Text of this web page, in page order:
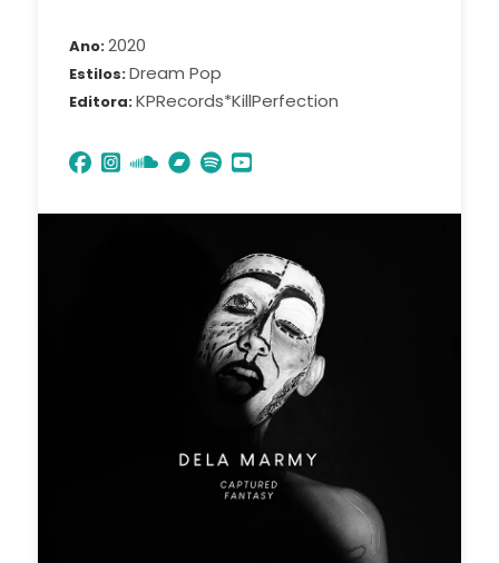
Ano 2020
Estilos Dream Pop
Editora KPRecords*KillPerfection